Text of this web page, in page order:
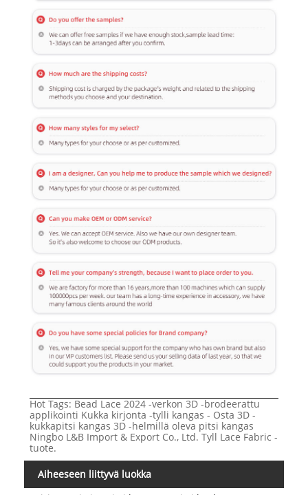
Hot Tags: Bead Lace 2024 -verkon 3D -brodeerattu
applikointi Kukka kirjonta -tylli kangas - Osta 3D -
kukkapitsi kangas 3D -helmillä oleva pitsi kangas
Ningbo L&B Import & Export Co., Ltd. Tyll Lace Fabric -
tuote.
Aiheeseen liittyvä luokka